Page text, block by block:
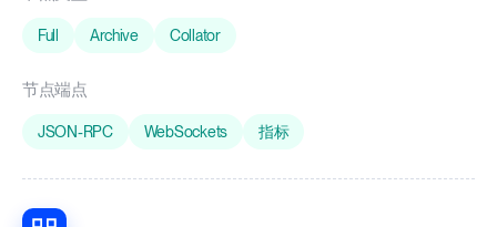
Full Archive Collator
节点端点
JSON-RPC WebSockets 指标